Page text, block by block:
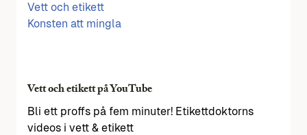
Vett och etikett
Konsten att mingla
Vett och etikett på YouTube
Bli ett proffs på fem minuter! Etikettdoktorns
videos i vett & etikett